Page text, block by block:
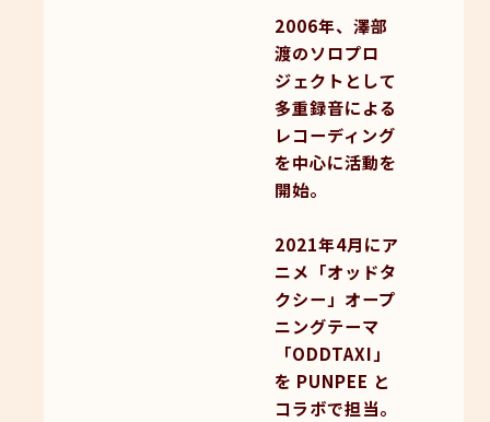
2006年、澤部
渡のソロプロ
ジェクトとして
多重録音による
レコーディング
を中心に活動を
開始。
2021年4月にア
ニメ「オッドタ
クシー」オープ
ニングテーマ
「ODDTAXI」
を PUNPEE と
コラボで担当。